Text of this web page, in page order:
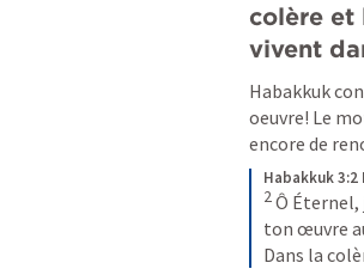
colère et
vivent
Habakkuk
oeuvre! Le
encore de
Habakkuk 3:2
2Ô Éternel,
ton œuvre
Dans la